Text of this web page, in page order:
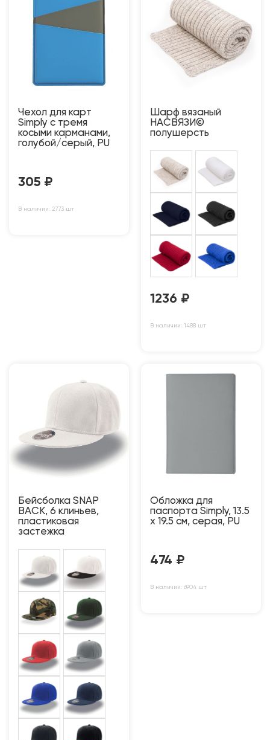
Чехол для карт
Simply с тремя
косыми карманами,
голубой/серый, PU
305 ₽
В наличии: 2773 шт
Шарф вязаный
НАСВЯЗИ©
полушерсть
1236 ₽
В наличии: 1488 шт
Бейсболка SNAP
BACK, 6 клиньев,
пластиковая
застежка
Обложка для
паспорта Simply, 13.5
х 19.5 см, серая, PU
474 ₽
В наличии: 6904 шт